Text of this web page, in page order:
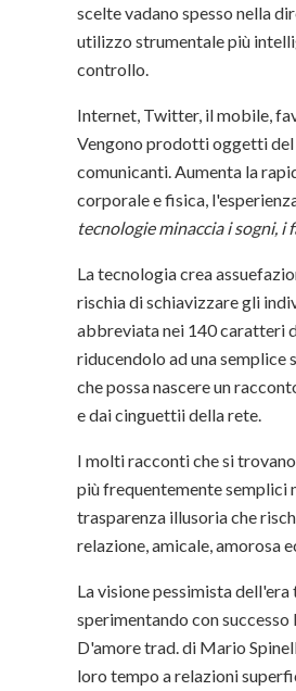
scelte vadano spesso nella
utilizzo strumentale più
controllo.
Internet, Twitter, il mobile,
Vengono prodotti oggetti del
comunicanti. Aumenta la
corporale e fisica,
tecnologie minaccia i sogni,
La tecnologia crea
rischia di schiavizzare gli
abbreviata nei 140 caratteri
riducendolo ad una
che possa nascere un
e dai cinguettii della rete.
I molti racconti che si
più frequentemente semplici
trasparenza illusoria che
relazione, amicale, amorosa
La visione pessimista
sperimentando con
D'amore trad. di Mario
loro tempo a relazioni